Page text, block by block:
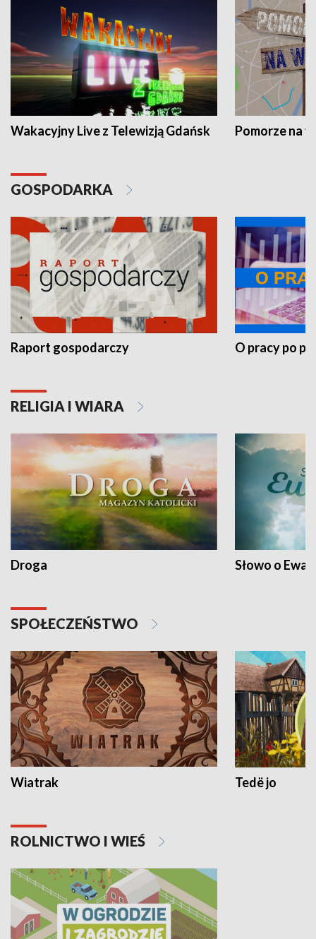
Wakacyjny Live z Telewizją Gdańsk Pomorze na
GOSPODARKA
Raport gospodarczy O pracy po
RELIGIA I WIARA
Droga Słowo o
SPOŁECZEŃSTWO
Wiatrak Tedë jo
ROLNICTWO I WIEŚ